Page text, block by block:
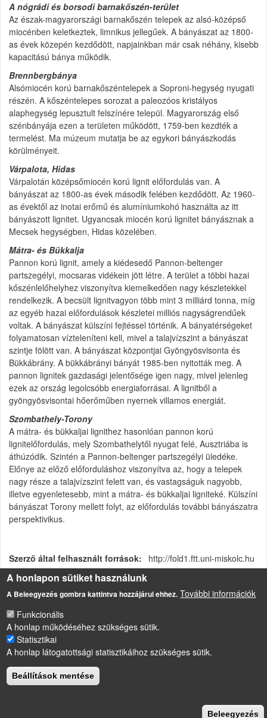
A nógrádi és borsodi barnakőszén-terület
Az észak-magyarországi barnakőszén telepek az alsó-középső
miocénben keletkeztek, limnikus jellegűek. A bányászat az 1800-
as évek közepén kezdődött, napjainkban már csak néhány, kisebb
kapacitású bánya működik.
Brennbergbánya
Alsómiocén korú barnakőszéntelepek a Soproni-hegység nyugati
részén. A kőszéntelepes sorozat a paleozóos kristályos
alaphegység lepusztult felszínére települ. Magyarország első
szénbányája ezen a területen működött, 1759-ben kezdték a
termelést. Ma múzeum mutatja be az egykori bányászkodás
körülményeit.
Várpalota, Hidas
Várpalotán középsőmiocén korú lignit előfordulás van. A
bányászat az 1800-as évek második felében kezdődött. Az 1960-
as évektől az inotai erőmű és alumíniumkohó használta az itt
bányászott lignitet. Ugyancsak miocén korú lignitet bányásznak a
Mecsek hegységben, Hidas közelében.
Mátra- és Bükkalja
Pannon korú lignit, amely a kiédesedő Pannon-beltenger
partszegélyi, mocsaras vidékein jött létre. A terület a többi hazai
kőszénlelőhelyhez viszonyítva kiemelkedően nagy készletekkel
rendelkezik. A becsült lignitvagyon több mint 3 milliárd tonna, míg
az egyéb hazai előfordulások készletei milliós nagyságrendűek
voltak. A bányászat külszíni fejtéssel történik. A bányatérségeket
folyamatosan vízteleníteni kell, mivel a talajvízszint a bányászat
szintje fölött van. A bányászat központjai Gyöngyösvisonta és
Bükkábrány. A bükkábrányi bányát 1985-ben nyitották meg. A
pannon lignitek gazdasági jelentősége igen nagy, mivel jelenleg
ezek az ország legolcsóbb energiaforrásai. A lignitből a
gyöngyösvisontai hőerőműben nyernek villamos energiát.
Szombathely-Torony
A mátra- és bükkaljai lignithez hasonlóan pannon korú
lignitelőfordulás, mely Szombathelytől nyugat felé, Ausztriába is
áthúzódik. Szintén a Pannon-beltenger partszegélyi üledéke.
Előnye az előző előforduláshoz viszonyítva az, hogy a telepek
nagy része a talajvízszint felett van, és vastagságuk nagyobb,
illetve egyenletesebb, mint a mátra- és bükkaljai ligniteké. Külszíni
bányászat Torony mellett folyt, az előfordulás további bányászatra
perspektivikus.
Szerző által felhasznált források
http://fold1.ftt.uni-miskolc.hu
Magyarországi nyersanyagelőfordulások
LÁBLÉC
Impresszum
Sütikezelési szabályzat
Drupalalapú webhely
A honlapon sütiket használunk
A Beleegyezés gombra kattintva hozzájárul ehhez. További információk
Funkcionális
A honlap működéséhez szükséges sütik.
Statisztikai
A honlap látogatottsági statisztikáihoz szükséges sütik.
Beállítások mentése
Beleegyezés